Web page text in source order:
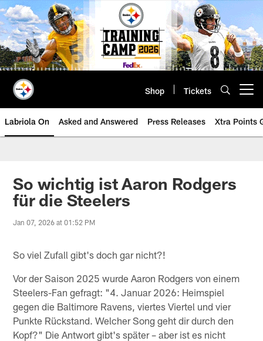
Skip
to
main
content
Shop Tickets
Labriola On Asked and Answered Press Releases Xtra Points
So wichtig ist Aaron Rodgers
für die Steelers
Jan 07, 2026 at 01:52 PM
So viel Zufall gibt's doch gar nicht?!
Vor der Saison 2025 wurde Aaron Rodgers von einem
Steelers-Fan gefragt: "4. Januar 2026: Heimspiel
gegen die Baltimore Ravens, viertes Viertel und vier
Punkte Rückstand. Welcher Song geht dir durch den
Kopf?" Die Antwort gibt's später – aber ist es nicht